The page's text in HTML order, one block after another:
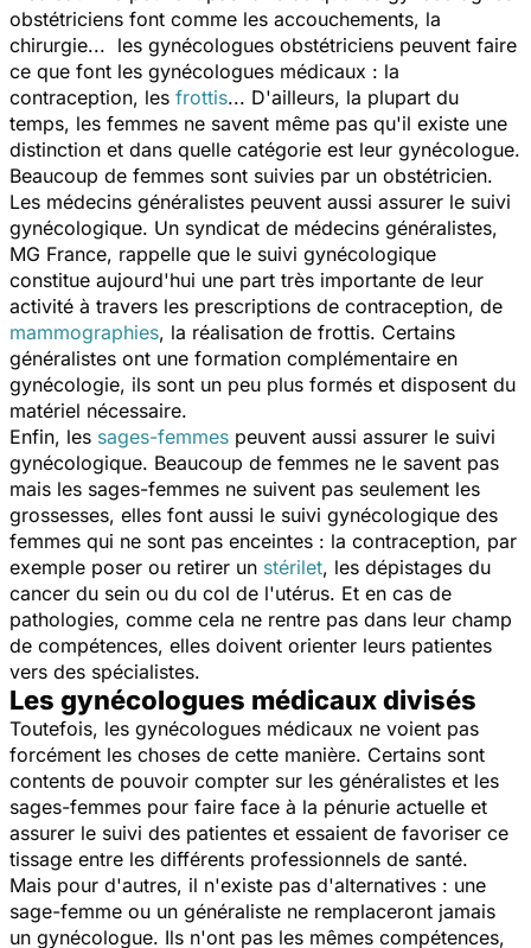
obstétriciens font comme les accouchements, la
chirurgie... les gynécologues obstétriciens peuvent faire
ce que font les gynécologues médicaux : la
contraception, les frottis... D'ailleurs, la plupart du
temps, les femmes ne savent même pas qu'il existe une
distinction et dans quelle catégorie est leur gynécologue.
Beaucoup de femmes sont suivies par un obstétricien.
Les médecins généralistes peuvent aussi assurer le suivi
gynécologique. Un syndicat de médecins généralistes,
MG France, rappelle que le suivi gynécologique
constitue aujourd'hui une part très importante de leur
activité à travers les prescriptions de contraception, de
mammographies, la réalisation de frottis. Certains
généralistes ont une formation complémentaire en
gynécologie, ils sont un peu plus formés et disposent du
matériel nécessaire.
Enfin, les sages-femmes peuvent aussi assurer le suivi
gynécologique. Beaucoup de femmes ne le savent pas
mais les sages-femmes ne suivent pas seulement les
grossesses, elles font aussi le suivi gynécologique des
femmes qui ne sont pas enceintes : la contraception, par
exemple poser ou retirer un stérilet, les dépistages du
cancer du sein ou du col de l'utérus. Et en cas de
pathologies, comme cela ne rentre pas dans leur champ
de compétences, elles doivent orienter leurs patientes
vers des spécialistes.
Les gynécologues médicaux divisés
Toutefois, les gynécologues médicaux ne voient pas
forcément les choses de cette manière. Certains sont
contents de pouvoir compter sur les généralistes et les
sages-femmes pour faire face à la pénurie actuelle et
assurer le suivi des patientes et essaient de favoriser ce
tissage entre les différents professionnels de santé.
Mais pour d'autres, il n'existe pas d'alternatives : une
sage-femme ou un généraliste ne remplaceront jamais
un gynécologue. Ils n'ont pas les mêmes compétences,